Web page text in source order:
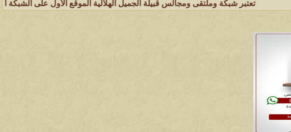
تعتبر شبكة وملتقى ومجالس قبيلة الجميل الهلالية الموقع الأول على الشبكة العنكبوتية